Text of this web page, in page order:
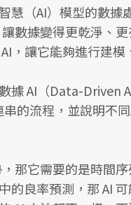
慧（AI）模型的數
數據變得更乾淨、
，讓它能夠進行建
據 AI（Data-
的流程，並說明不
那它需要的是時間
的良率預測，那 AI